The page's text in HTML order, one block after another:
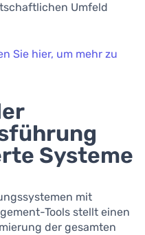
Umfeld
Sie hier, um mehr zu
Systeme
mit
Tools stellt einen
der gesamten